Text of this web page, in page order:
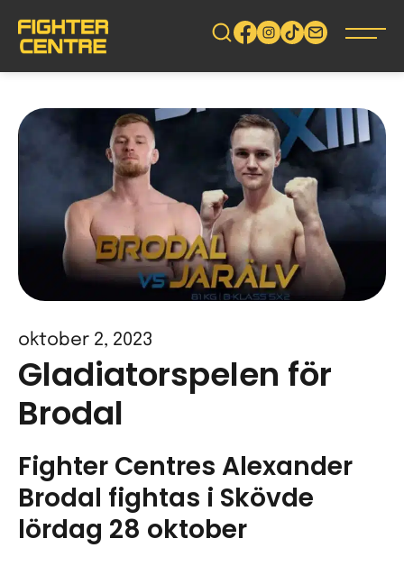
vidare
oktober 2, 2023
Gladiatorspelen för
Brodal
Fighter Centres Alexander
Brodal fightas i Skövde
lördag 28 oktober